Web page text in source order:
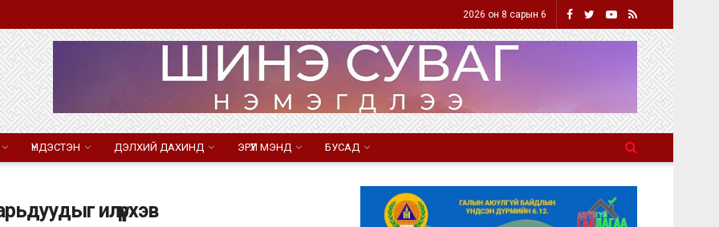
2026 он 8 сарын 6
ҮНДЭСТЭН ДЭЛХИЙ ДАХИНД ЭРҮҮЛ МЭНД БУСАД
илүүрхэв